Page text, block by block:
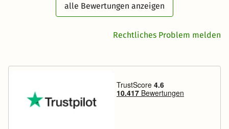
alle Bewertungen anzeigen
Rechtliches Problem melden